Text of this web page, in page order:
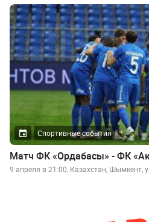
Спортивные события
Матч ФК «Ордабасы» - ФК
9 апреля в 21:00, Казахстан, Шымкент,